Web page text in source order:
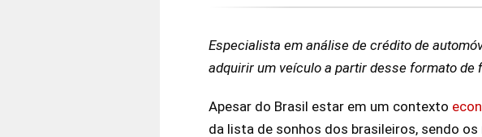
Especialista em análise de crédito de
adquirir um veículo a partir desse formato de
Apesar do Brasil estar em um contexto
da lista de sonhos dos brasileiros, sendo